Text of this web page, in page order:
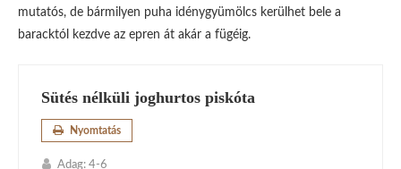
mutatós, de bármilyen puha idénygyümölcs kerülhet bele a
baracktól kezdve az epren át akár a fügéig.
Sütés nélküli joghurtos piskóta
Nyomtatás
Adag: 4-6